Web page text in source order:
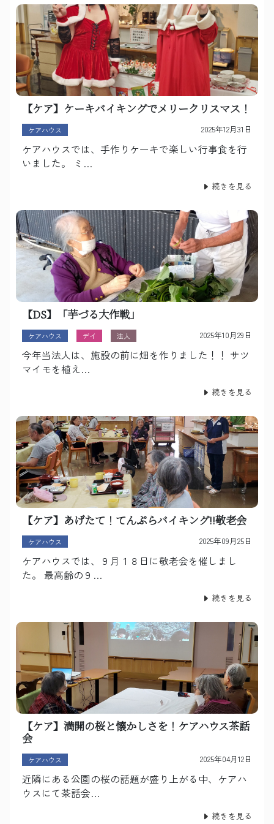
【ケア】ケーキバイキングでメリークリスマス！
ケアハウス 2025年12月31日
ケアハウスでは、手作りケーキで楽しい行事食を行
いました。 ミ…
続きを見る
【DS】「芋づる大作戦」
ケアハウス デイ 法人 2025年10月29日
今年当法人は、施設の前に畑を作りました！！ サツ
マイモを植え…
続きを見る
【ケア】あげたて！てんぷらバイキング!!敬老会
ケアハウス 2025年09月25日
ケアハウスでは、９月１８日に敬老会を催しまし
た。 最高齢の９…
続きを見る
【ケア】満開の桜と懐かしさを！ケアハウス茶話
会
ケアハウス 2025年04月12日
近隣にある公園の桜の話題が盛り上がる中、ケアハ
ウスにて茶話会…
続きを見る